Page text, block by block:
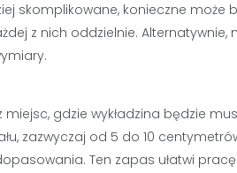
skomplikowane, konieczne może
z nich oddzielnie. Alternatywnie,
gdzie wykładzina będzie
zazwyczaj od 5 do 10
Ten zapas ułatwi pracę